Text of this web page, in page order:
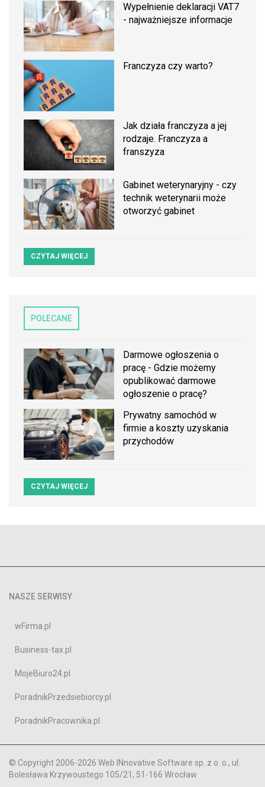
Wypełnienie deklaracji VAT7
- najważniejsze informacje
Franczyza czy warto?
Jak działa franczyza a jej
rodzaje. Franczyza a
franszyza
Gabinet weterynaryjny - czy
technik weterynarii może
otworzyć gabinet
CZYTAJ WIĘCEJ
POLECANE
Darmowe ogłoszenia o
pracę - Gdzie możemy
opublikować darmowe
ogłoszenie o pracę?
Prywatny samochód w
firmie a koszty uzyskania
przychodów
CZYTAJ WIĘCEJ
NASZE SERWISY
wFirma.pl
Business-tax.pl
MojeBiuro24.pl
PoradnikPrzedsiebiorcy.pl
PoradnikPracownika.pl
© Copyright 2006-2026 Web INnovative Software sp. z o. o., ul.
Bolesława Krzywoustego 105/21, 51-166 Wrocław